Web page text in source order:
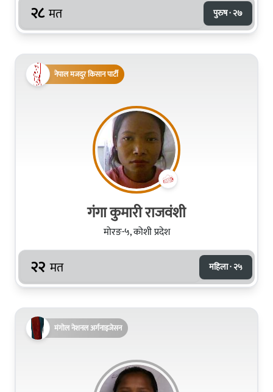
२८ मत पुरुष · २७
नेपाल मजदुर किसान पार्टी
गंगा कुमारी राजवंशी
मोरङ-५, कोशी प्रदेश
२२ मत महिला · २५
मंगोल नेशनल अर्गनाइजेसन